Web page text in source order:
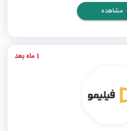
مشاهده
1 ماه بعد